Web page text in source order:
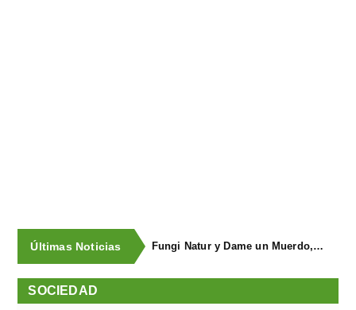
Últimas Noticias Fungi Natur y Dame un Muerdo, premios a los mejores estands de la Feria Agroalimentaria de Productos Ecológicos
SOCIEDAD